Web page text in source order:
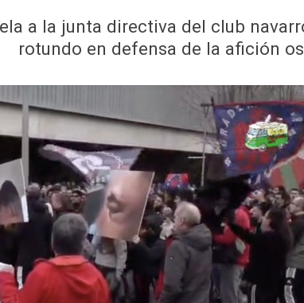
a la junta directiva del club
rotundo en defensa de la afición